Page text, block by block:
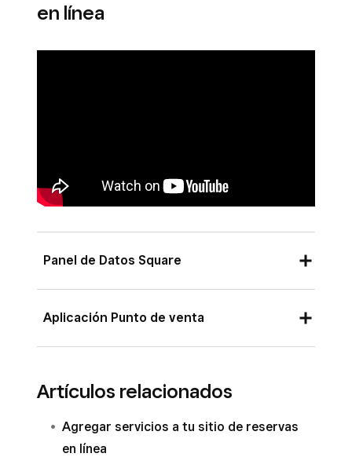
en línea
Panel de Datos Square
Inicia sesión en el Panel de Datos Square y
Activa la opciónActivar reservas en
Haz clic en
Aplicación Punto de venta
para Citas Square:
Abre tu aplicación de punto de venta.
Artículos relacionados
Agregar servicios a tu sitio de reservas
en línea